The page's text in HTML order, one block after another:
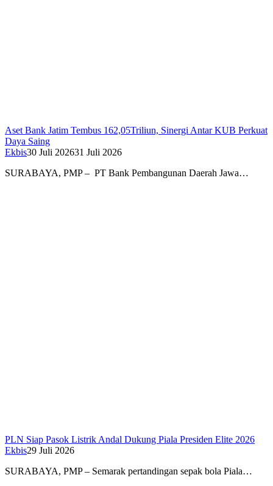
Aset Bank Jatim Tembus 162,05Triliun, Sinergi Antar KUB Perkuat
Daya Saing
Ekbis30 Juli 202631 Juli 2026
SURABAYA, PMP – PT Bank Pembangunan Daerah Jawa…
PLN Siap Pasok Listrik Andal Dukung Piala Presiden Elite 2026
Ekbis29 Juli 2026
SURABAYA, PMP – Semarak pertandingan sepak bola Piala…